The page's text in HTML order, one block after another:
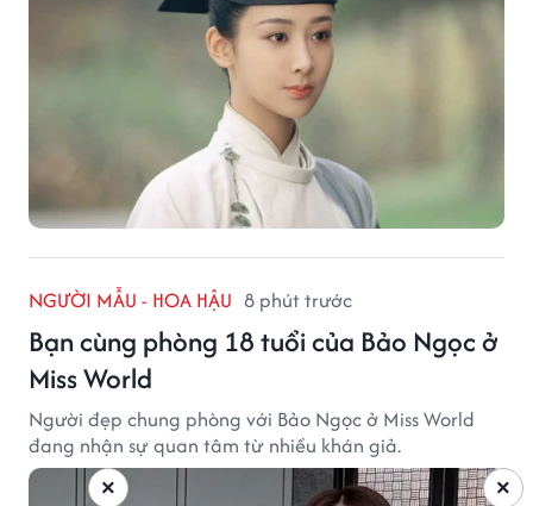
NGƯỜI MẪU - HOA HẬU 8 phút trước
Bạn cùng phòng 18 tuổi của Bảo Ngọc ở
Miss World
Người đẹp chung phòng với Bảo Ngọc ở Miss World
đang nhận sự quan tâm từ nhiều khán giả.
×
×